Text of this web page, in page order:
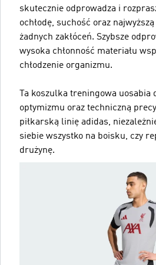
skutecznie odprowadza i
ochłodę, suchość oraz
żadnych zakłóceń. Szybsze
wysoka chłonność materiału
chłodzenie organizmu.
Ta koszulka treningowa
optymizmu oraz techniczną
piłkarską linię adidas,
siebie wszystko na boisku, czy
drużynę.